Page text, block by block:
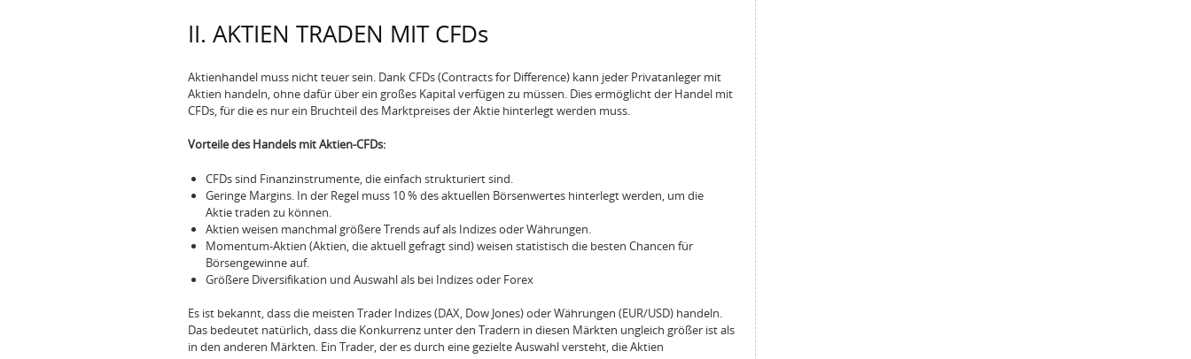
II. AKTIEN TRADEN MIT CFDs
Aktienhandel muss nicht teuer sein. Dank CFDs (Contracts for Difference) kann jeder Privatanleger mit
Aktien handeln, ohne dafür über ein großes Kapital verfügen zu müssen. Dies ermöglicht der Handel mit
CFDs, für die es nur ein Bruchteil des Marktpreises der Aktie hinterlegt werden muss.
Vorteile des Handels mit Aktien-CFDs:
CFDs sind Finanzinstrumente, die einfach strukturiert sind.
Geringe Margins. In der Regel muss 10 % des aktuellen Börsenwertes hinterlegt werden, um die
Aktie traden zu können.
Aktien weisen manchmal größere Trends auf als Indizes oder Währungen.
Momentum-Aktien (Aktien, die aktuell gefragt sind) weisen statistisch die besten Chancen für
Börsengewinne auf.
Größere Diversifikation und Auswahl als bei Indizes oder Forex
Es ist bekannt, dass die meisten Trader Indizes (DAX, Dow Jones) oder Währungen (EUR/USD) handeln.
Das bedeutet natürlich, dass die Konkurrenz unter den Tradern in diesen Märkten ungleich größer ist als
in den anderen Märkten. Ein Trader, der es durch eine gezielte Auswahl versteht, die Aktien